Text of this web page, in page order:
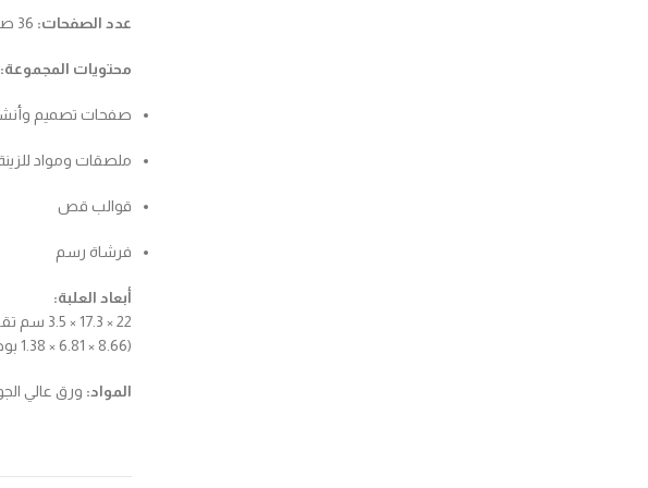
عدد الصفحات:
محتويات المجموعة:
صفحات تصميم
ملصقات ومواد
قوالب قص
فرشاة رسم
أبعاد العلبة:
22 × 17.3 × 3.5 سم تقريبًا
(8.66 × 6.81 × 1.38 بوصة)
المواد: ورق عالي